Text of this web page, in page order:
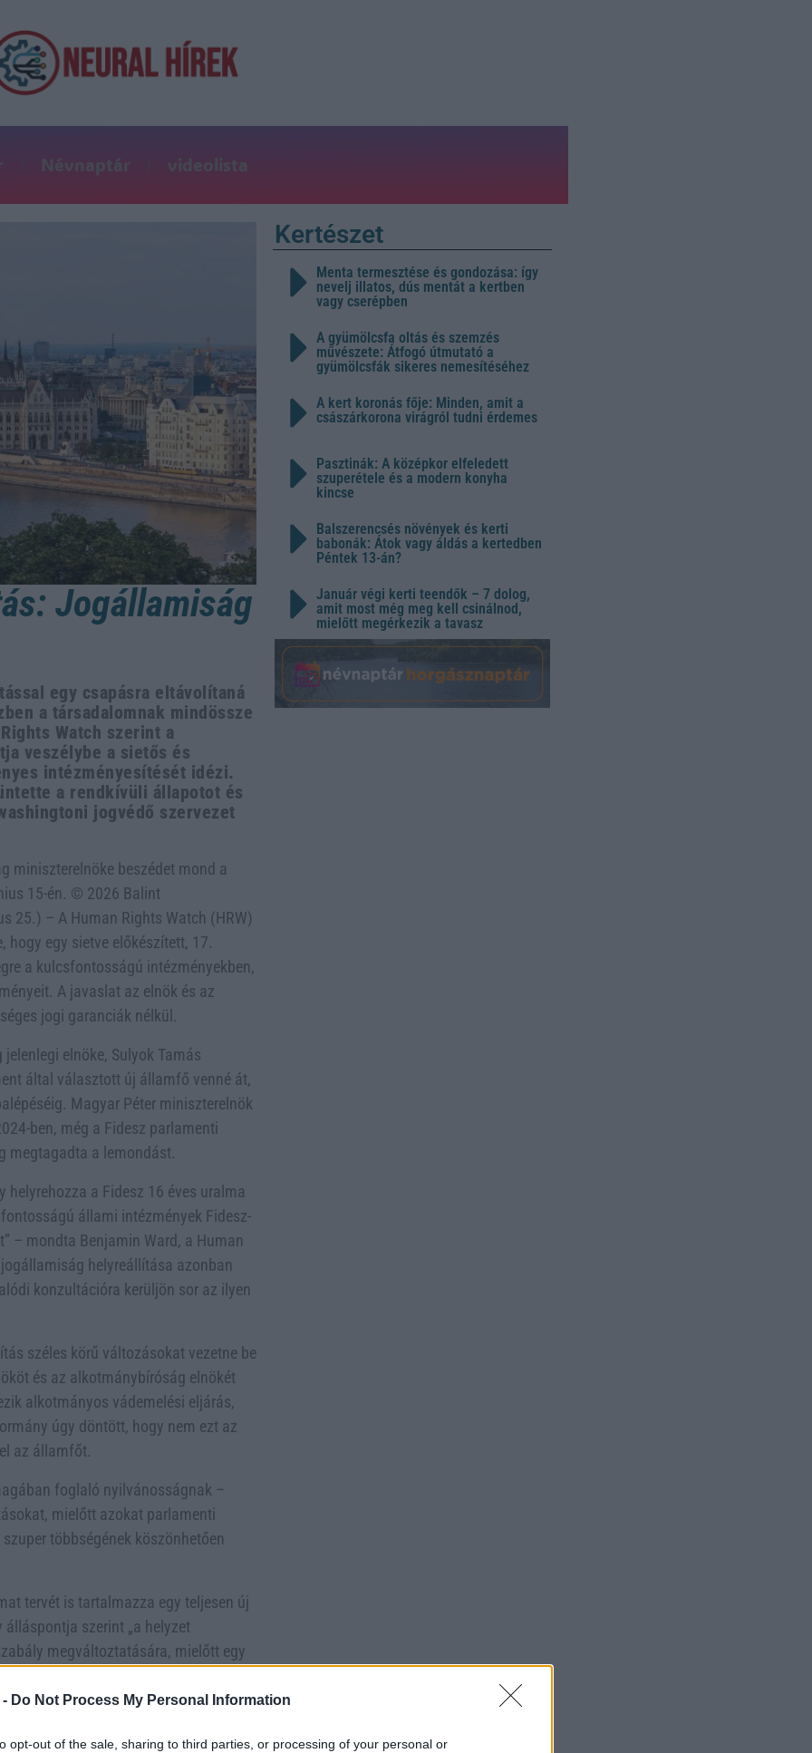
Do Not Process My Personal Information
opt-out of the sale, sharing to third parties, or processing of your personal or
Névnaptár videolista
Jogállamiság
egy csapásra eltávolítaná
a társadalomnak mindössze
Watch szerint a
veszélybe a sietős és
intézményesítését idézi.
a rendkívüli állapotot és
jogvédő szervezet
miniszterelnöke beszédet mond a
15-én. © 2026 Balint
25.) – A Human Rights Watch (HRW)
hogy egy sietve előkészített, 17.
a kulcsfontosságú intézményekben,
A javaslat az elnök és az
jogi garanciák nélkül.
elnöke, Sulyok Tamás
által választott új államfő venné át,
Magyar Péter miniszterelnök
ben, még a Fidesz parlamenti
megtagadta a lemondást.
a Fidesz 16 éves uralma
állami intézmények Fidesz-
– mondta Benjamin Ward, a Human
helyreállítása azonban
konzultációra kerüljön sor az ilyen
széles körű változásokat vezetne be
és az alkotmánybíróság elnökét
alkotmányos vádemelési eljárás,
úgy döntött, hogy nem ezt az
az államfőt.
foglaló nyilvánosságnak –
mielőtt azokat parlamenti
többségének köszönhetően
tervét is tartalmazza egy teljesen új
szerint „a helyzet
megváltoztatására, mielőtt egy
2011-es Alaptörvény felváltására.
be az alkotmánybírák számára,
aki a módosítás
Kertészet
Menta termesztése és gondozása: így
nevelj illatos, dús mentát a kertben
vagy cserépben
A gyümölcsfa oltás és szemzés
művészete: Átfogó útmutató a
gyümölcsfák sikeres nemesítéséhez
A kert koronás fője: Minden, amit a
császárkorona virágról tudni érdemes
Pasztinák: A középkor elfeledett
szuperétele és a modern konyha
kincse
Balszerencsés növények és kerti
babonák: Átok vagy áldás a kertedben
Péntek 13-án?
Január végi kerti teendők – 7 dolog,
amit most még meg kell csinálnod,
mielőtt megérkezik a tavasz